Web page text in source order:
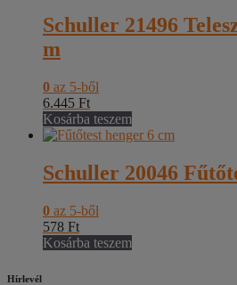
Schuller 21496
m
0 az 5-ből
6.445 Ft
Kosárba teszem
Schuller 20046
0 az 5-ből
578 Ft
Kosárba teszem
Hírlevél